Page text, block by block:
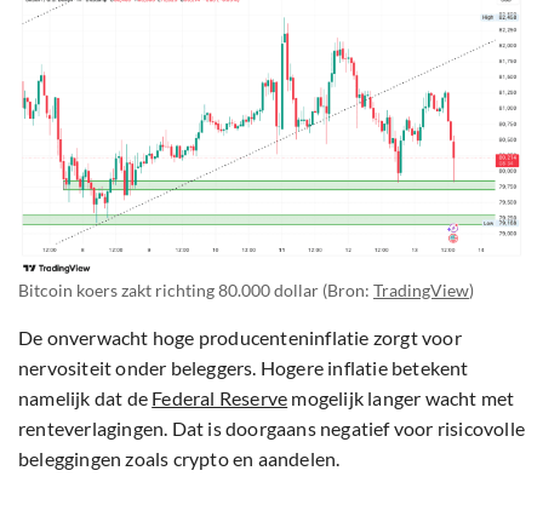
Bitcoin koers zakt richting 80.000 dollar (Bron: TradingView)
De onverwacht hoge producenteninflatie zorgt voor
nervositeit onder beleggers. Hogere inflatie betekent
namelijk dat de Federal Reserve mogelijk langer wacht met
renteverlagingen. Dat is doorgaans negatief voor risicovolle
beleggingen zoals crypto en aandelen.